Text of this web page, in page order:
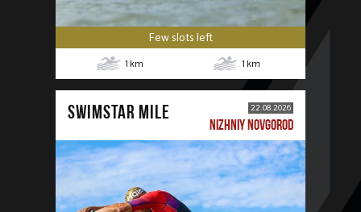
Few slots left
1 km 1 km
SWIMSTAR MILE 22.08.2026
NIZHNIY NOVGOROD